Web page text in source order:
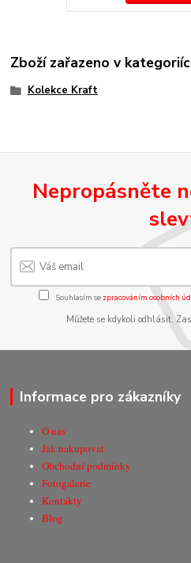
Zboží zařazeno v
Kolekce Kraft
Nepropásněte
Souhlasím se zpracováním osobních
Můžete se kdykoli odhlásit.
Informace pro zákazníky
O nás
Jak nakupovat
Obchodní podmínky
Fotogalerie
Kontakty
Blog